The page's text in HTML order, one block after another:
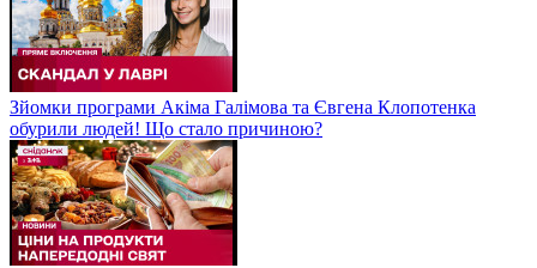
Зйомки програми Акіма Галімова та Євгена Клопотенка
обурили людей! Що стало причиною?